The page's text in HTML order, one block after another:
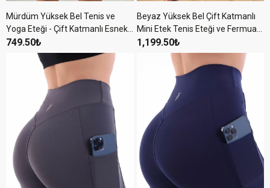
Mürdüm Yüksek Bel Tenis ve
Yoga Eteği - Çift Katmanlı Esnek
Şortlu Mini Spor Etek
749.50₺
Beyaz Yüksek Bel Çift Katmanlı
Mini Etek Tenis Eteği ve Fermuarlı
Büstiyer Crop Takım
1,199.50₺